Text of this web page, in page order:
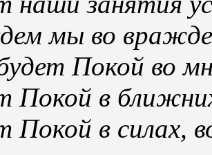
мы во
Покой во
Покой в
Покой в силах,